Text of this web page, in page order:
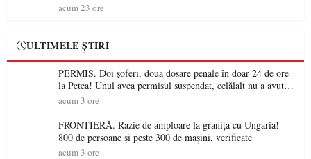
acum 23 ore
ULTIMELE ȘTIRI
PERMIS. Doi șoferi, două dosare penale în doar 24 de ore
la Petea! Unul avea permisul suspendat, celălalt nu a avut
niciodată permis
acum 3 ore
FRONTIERĂ. Razie de amploare la granița cu Ungaria!
800 de persoane și peste 300 de mașini, verificate
acum 3 ore